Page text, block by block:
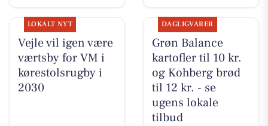
LOKALT NYT
Vejle vil igen være
værtsby for VM i
kørestolsrugby i
2030
DAGLIGVARER
Grøn Balance
kartofler til 10 kr.
og Kohberg brød
til 12 kr. - se
ugens lokale
tilbud